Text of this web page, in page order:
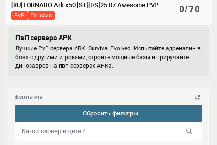
[RU]TORNADO Ark x50 [S+][DS]25.07 Awesome PVP GEN. - (v361.7)
PvP генезис
0/70
ПвП сервера АРК
Лучшие PvP сервера ARK: Survival Evolved. Испытайте адреналин в
боях с другими игроками, стройте мощные базы и приручайте
динозавров на пвп серверах АРКа.
ФИЛЬТРЫ
Сбросить фильтры